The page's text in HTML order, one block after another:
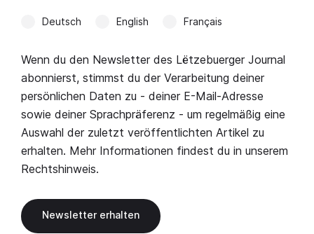
Deutsch English Français
Wenn du den Newsletter des Lëtzebuerger Journal
abonnierst, stimmst du der Verarbeitung deiner
persönlichen Daten zu - deiner E-Mail-Adresse
sowie deiner Sprachpräferenz - um regelmäßig eine
Auswahl der zuletzt veröffentlichten Artikel zu
erhalten. Mehr Informationen findest du in unserem
Rechtshinweis.